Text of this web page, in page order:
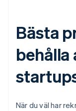
Bästa
När du väl har